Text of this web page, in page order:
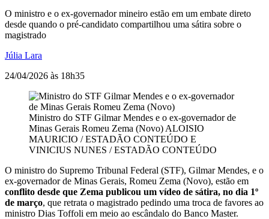
O ministro e o ex-governador mineiro estão em um embate direto
desde quando o pré-candidato compartilhou uma sátira sobre o
magistrado
Júlia Lara
24/04/2026 às 18h35
Ministro do STF Gilmar Mendes e o ex-governador de
Minas Gerais Romeu Zema (Novo) ALOISIO
MAURICIO / ESTADÃO CONTEÚDO E
VINICIUS NUNES / ESTADÃO CONTEÚDO
O ministro do Supremo Tribunal Federal (STF), Gilmar Mendes, e o
ex-governador de Minas Gerais, Romeu Zema (Novo), estão em
conflito desde que Zema publicou um vídeo de sátira, no dia 1º
de março, que retrata o magistrado pedindo uma troca de favores ao
ministro Dias Toffoli em meio ao escândalo do Banco Master.